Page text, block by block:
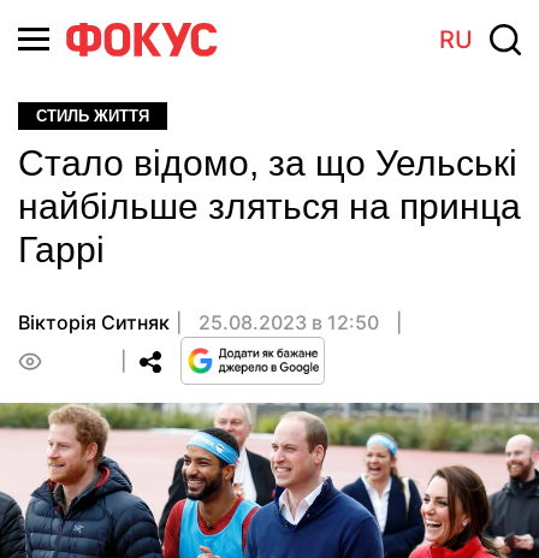
RU
СТИЛЬ ЖИТТЯ
Стало відомо, за що Уельські
найбільше зляться на принца
Гаррі
Вікторія Ситняк
25.08.2023 в 12:50